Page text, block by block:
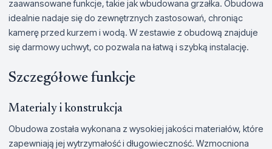
zaawansowane funkcje, takie jak wbudowana grzałka. Obudowa
idealnie nadaje się do zewnętrznych zastosowań, chroniąc
kamerę przed kurzem i wodą. W zestawie z obudową znajduje
się darmowy uchwyt, co pozwala na łatwą i szybką instalację.
Szczegółowe funkcje
Materialy i konstrukcja
Obudowa została wykonana z wysokiej jakości materiałów, które
zapewniają jej wytrzymałość i długowieczność. Wzmocniona